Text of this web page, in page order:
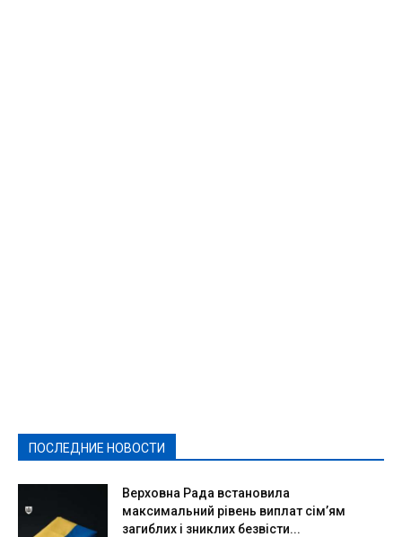
ПОСЛЕДНИЕ НОВОСТИ
Верховна Рада встановила
максимальний рівень виплат сім’ям
загиблих і зниклих безвісти...